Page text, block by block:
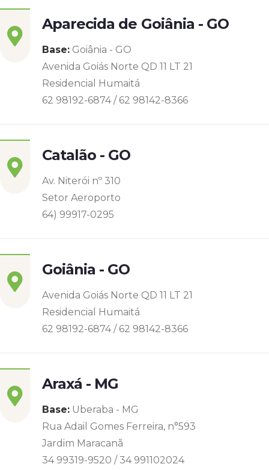
Aparecida de Goiânia - GO
Base: Goiânia - GO
Avenida Goiás Norte QD 11 LT 21
Residencial Humaitá
62 98192-6874 / 62 98142-8366
Catalão - GO
Av. Niterói nº 310
Setor Aeroporto
64) 99917-0295
Goiânia - GO
Avenida Goiás Norte QD 11 LT 21
Residencial Humaitá
62 98192-6874 / 62 98142-8366
Araxá - MG
Base: Uberaba - MG
Rua Adail Gomes Ferreira, n°593
Jardim Maracanã
34 99319-9520 / 34 991102024